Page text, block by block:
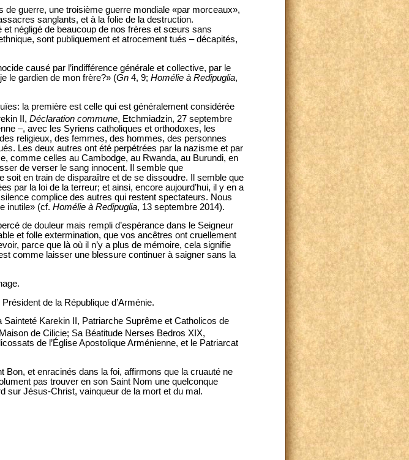
guerre, une troisième guerre mondiale «par morceaux»,
sanglants, et à la folie de la destruction.
et négligé de beaucoup de nos frères et sœurs sans
sont publiquement et atrocement tués – décapités,
causé par l’indifférence générale et collective, par le
le gardien de mon frère?» (Gn 4, 9; Homélie à Redipuglia,
la première est celle qui est généralement considérée
II, Déclaration commune, Etchmiadzin, 27 septembre
–, avec les Syriens catholiques et orthodoxes, les
religieux, des femmes, des hommes, des personnes
Les deux autres ont été perpétrées par la nazisme et par
comme celles au Cambodge, au Rwanda, au Burundi, en
de verser le sang innocent. Il semble que
soit en train de disparaître et de se dissoudre. Il semble que
par la loi de la terreur; et ainsi, encore aujourd’hui, il y en a
complice des autres qui restent spectateurs. Nous
inutile» (cf. Homélie à Redipuglia, 13 septembre 2014).
de douleur mais rempli d’espérance dans le Seigneur
et folle extermination, que vos ancêtres ont cruellement
parce que là où il n’y a plus de mémoire, cela signifie
comme laisser une blessure continuer à saigner sans la
de la République d’Arménie.
Karekin II, Patriarche Suprême et Catholicos de
de Cilicie; Sa Béatitude Nerses Bedros XIX,
de l’Église Apostolique Arménienne, et le Patriarcat
et enracinés dans la foi, affirmons que la cruauté ne
pas trouver en son Saint Nom une quelconque
sur Jésus-Christ, vainqueur de la mort et du mal.